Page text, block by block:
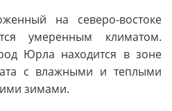
на северо-востоке
умеренным климатом.
Юрла находится в зоне
с влажными и теплыми
зимами.